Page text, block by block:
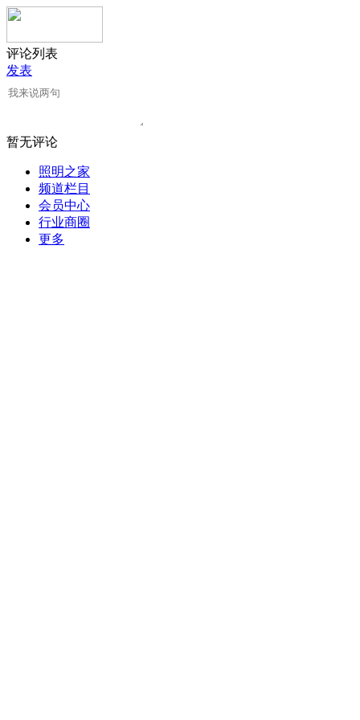
评论列表
发表
暂无评论
照明之家
频道栏目
会员中心
行业商圈
更多